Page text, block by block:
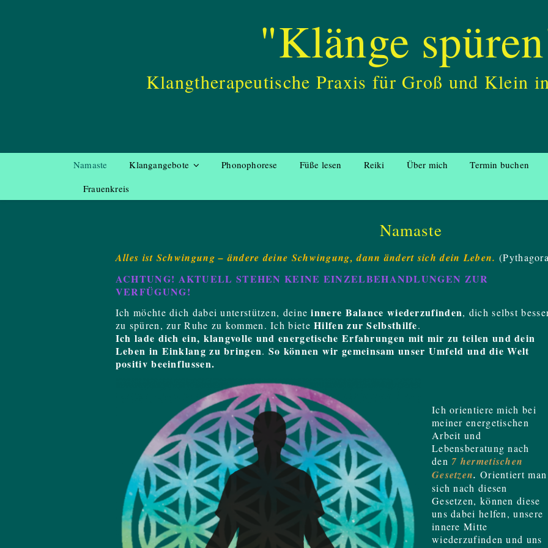
"Klänge
Klangtherapeutische Praxis für Groß und Klein
Namaste Klangangebote Phonophorese Füße lesen Reiki Über mich
Termin buchen
Frauenkreis
Namaste
Alles ist Schwingung – ändere deine Schwingung, dann ändert sich dein Leben.
ACHTUNG! AKTUELL STEHEN KEINE EINZELBEHANDLUNGEN ZUR
VERFÜGUNG!
Ich möchte dich dabei unterstützen, deine innere Balance wiederzufinden, dich selbst
zu spüren, zur Ruhe zu kommen. Ich bieteHilfen zur Selbsthilfe.
Ich lade dich ein, klangvolle und energetische Erfahrungen mit mir zu teilen und dein
Leben in Einklang zu bringen. So können wir gemeinsam unser Umfeld und die Welt
positiv beeinflussen.
Ich orientiere mich bei
meiner energetischen
Arbeit und
Lebensberatung nach
den 7 hermetischen
Gesetzen. Orientiert man
sich nach diesen
Gesetzen, können diese
uns dabei helfen, unsere
innere Mitte
wiederzufinden und uns